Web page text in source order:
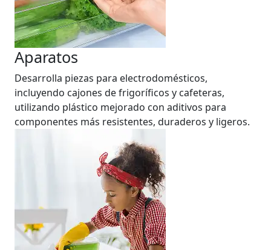
Aparatos
Desarrolla piezas para electrodomésticos,
incluyendo cajones de frigoríficos y cafeteras,
utilizando plástico mejorado con aditivos para
componentes más resistentes, duraderos y ligeros.